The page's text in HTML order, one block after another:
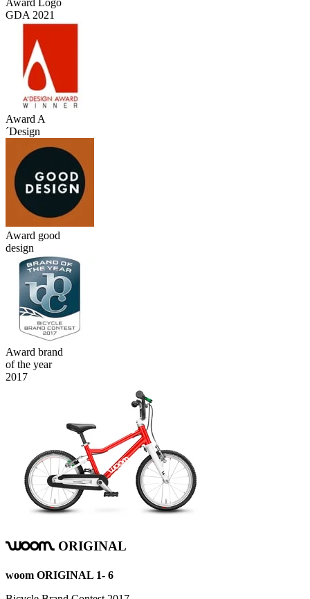
Award Logo
GDA 2021
Award A
´Design
Award good
design
Award brand
of the year
2017
woom ORIGINAL
woom ORIGINAL 1- 6